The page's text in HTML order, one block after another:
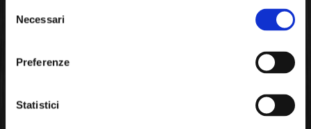
delNecessari
Preferenze
Statistici